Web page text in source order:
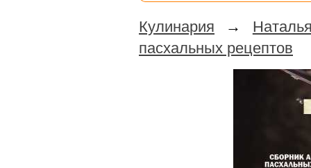
Кулинария →
пасхальных рецептов